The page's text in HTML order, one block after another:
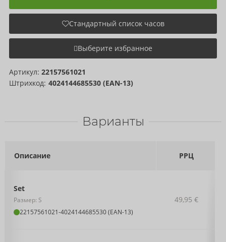
Стандартный список часов
Выберите избранное
Артикул: 22157561021
Штрихкод: 4024144685530 (EAN-13)
Варианты
Описание РРЦ
Set
Размер: S
22157561021-4024144685530 (EAN-13)
49,95 €